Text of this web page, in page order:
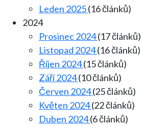
Leden 2025(16 článků)
2024
Prosinec 2024(17 článků)
Listopad 2024(16 článků)
Říjen 2024(15 článků)
Září 2024(10 článků)
Červen 2024(25 článků)
Květen 2024(22 článků)
Duben 2024(6 článků)